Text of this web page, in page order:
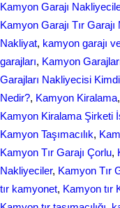
Kamyon Garajı
Kamyon Garajı Tır
Nakliyat, kamyon garajı
garajları, Kamyon
Garajları Nakliyecisi
Nedir?, Kamyon Kiralama,
Kamyon Kiralama Şirketi
Kamyon Taşımacılık,
Kamyon Tır Garajı Çorlu,
Nakliyeciler, Kamyon Tır
tır kamyonet, Kamyon tır